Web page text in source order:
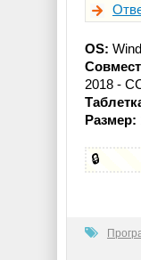
OS:
2018 -
Размер:
🔒